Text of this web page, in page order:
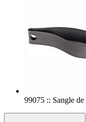
99075 :: Sangle